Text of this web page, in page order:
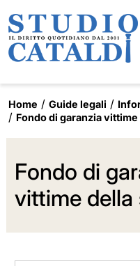
Home Guide legali
Fondo di garanzia
Fondo di
vittime della